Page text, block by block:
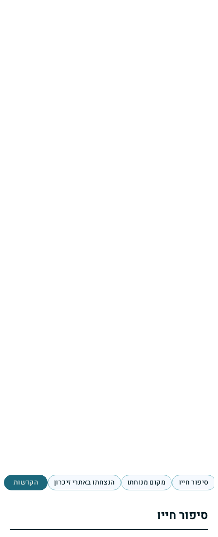
סיפור חייו מקום מנוחתו הנצחתו באתרי זיכרון הקדשות
סיפור חייו